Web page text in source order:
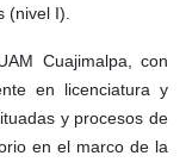
(nivel I).
Cuajimalpa, con
en licenciatura y
y procesos de
en el marco de la